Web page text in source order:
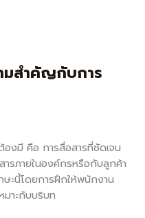
มสำคัญกับการ
งมี คือ การสื่อสารที่ชัดเจน
ารภายในองค์กรหรือกับลูกค้า
ะนี้โดยการฝึกให้พนักงาน
มาะกับบริบท